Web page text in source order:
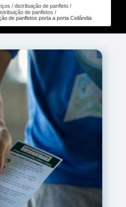
distribuição de panfleto
de panfletos
de panfletos porta a porta Ceilândia